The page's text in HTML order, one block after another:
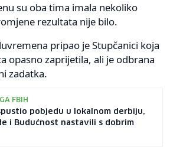
su oba tima imala nekoliko
rezultata nije bilo.
pripao je Stupčanici koja
opasno zaprijetila, ali je odbrana
zadatka.
FBIH
pobjedu u lokalnom derbiju,
i Budućnost nastavili s dobrim